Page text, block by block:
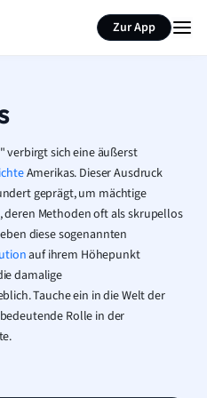
Zur App
verbirgt sich eine äußerst
Amerikas. Dieser Ausdruck
geprägt, um mächtige
Methoden oft als skrupellos
diese sogenannten
auf ihrem Höhepunkt
damalige
Tauche ein in die Welt der
Rolle in der
Seite zusammenfassen